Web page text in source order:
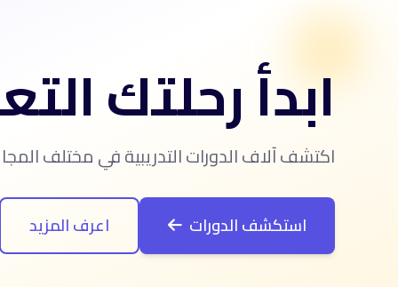
ابدأ رحلتك
اكتشف آلاف الدورات التدريبية في مختلف
استكشف الدورات اعرف المزيد